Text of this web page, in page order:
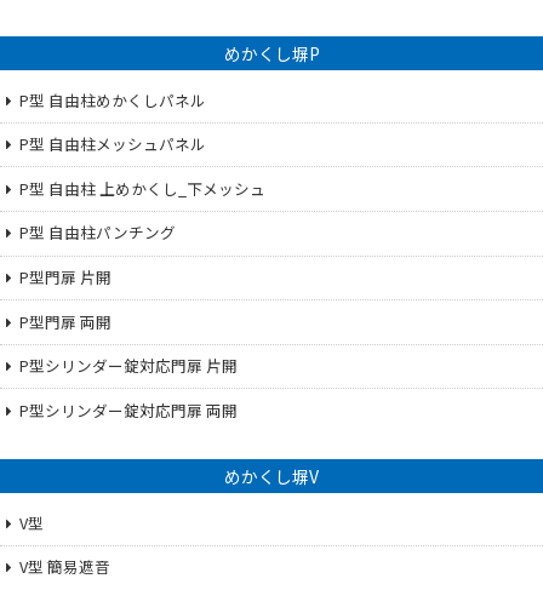
めかくし塀P
P型 自由柱めかくしパネル
P型 自由柱メッシュパネル
P型 自由柱 上めかくし_下メッシュ
P型 自由柱パンチング
P型門扉 片開
P型門扉 両開
P型シリンダー錠対応門扉 片開
P型シリンダー錠対応門扉 両開
めかくし塀V
V型
V型 簡易遮音